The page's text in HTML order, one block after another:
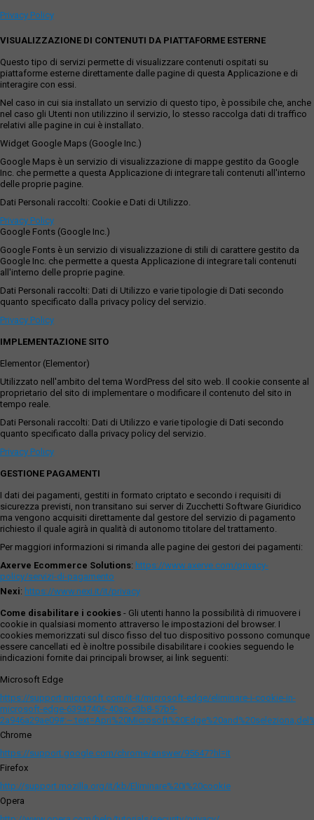
Privacy Policy
VISUALIZZAZIONE DI CONTENUTI DA PIATTAFORME ESTERNE
Questo tipo di servizi permette di visualizzare contenuti ospitati su
piattaforme esterne direttamente dalle pagine di questa Applicazione e di
interagire con essi.
Nel caso in cui sia installato un servizio di questo tipo, è possibile che, anche
nel caso gli Utenti non utilizzino il servizio, lo stesso raccolga dati di traffico
relativi alle pagine in cui è installato.
Widget Google Maps (Google Inc.)
Google Maps è un servizio di visualizzazione di mappe gestito da Google
Inc. che permette a questa Applicazione di integrare tali contenuti all'interno
delle proprie pagine.
Dati Personali raccolti: Cookie e Dati di Utilizzo.
Privacy Policy
Google Fonts (Google Inc.)
Google Fonts è un servizio di visualizzazione di stili di carattere gestito da
Google Inc. che permette a questa Applicazione di integrare tali contenuti
all'interno delle proprie pagine.
Dati Personali raccolti: Dati di Utilizzo e varie tipologie di Dati secondo
quanto specificato dalla privacy policy del servizio.
Privacy Policy
IMPLEMENTAZIONE SITO
Elementor (Elementor)
Utilizzato nell'ambito del tema WordPress del sito web. Il cookie consente al
proprietario del sito di implementare o modificare il contenuto del sito in
tempo reale.
Dati Personali raccolti: Dati di Utilizzo e varie tipologie di Dati secondo
quanto specificato dalla privacy policy del servizio.
Privacy Policy
GESTIONE PAGAMENTI
I dati dei pagamenti, gestiti in formato criptato e secondo i requisiti di
sicurezza previsti, non transitano sui server di Zucchetti Software Giuridico
ma vengono acquisiti direttamente dal gestore del servizio di pagamento
richiesto il quale agirà in qualità di autonomo titolare del trattamento.
Per maggiori informazioni si rimanda alle pagine dei gestori dei pagamenti:
Axerve Ecommerce Solutions: https://www.axerve.com/privacy-
policy/servizi-di-pagamento
Nexi: https://www.nexi.it/it/privacy
Come disabilitare i cookies - Gli utenti hanno la possibilità di rimuovere i
cookie in qualsiasi momento attraverso le impostazioni del browser. I
cookies memorizzati sul disco fisso del tuo dispositivo possono comunque
essere cancellati ed è inoltre possibile disabilitare i cookies seguendo le
indicazioni fornite dai principali browser, ai link seguenti:
Microsoft Edge
https://support.microsoft.com/it-it/microsoft-edge/eliminare-i-cookie-in-
microsoft-edge-63947406-40ac-c3b8-57b9-
Chrome
https://support.google.com/chrome/answer/95647?hl=it
Firefox
http://support.mozilla.org/it/kb/Eliminare%20i%20cookie
Opera